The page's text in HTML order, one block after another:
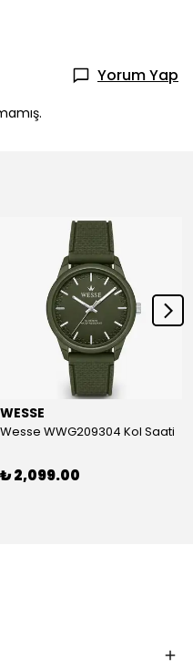
Yorum Yap
WESSE
Wesse WWG209304 Kol Saati
₺ 2,099.00